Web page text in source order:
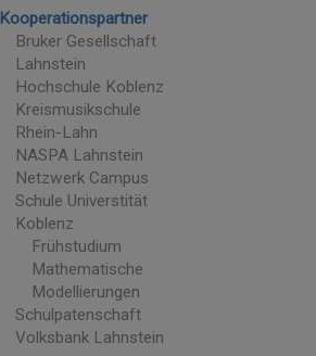
Kooperationspartner
Bruker Gesellschaft
Lahnstein
Hochschule Koblenz
Kreismusikschule
Rhein-Lahn
NASPA Lahnstein
Netzwerk Campus
Schule Universtität
Koblenz
Frühstudium
Mathematische
Modellierungen
Schulpatenschaft
Volksbank Lahnstein